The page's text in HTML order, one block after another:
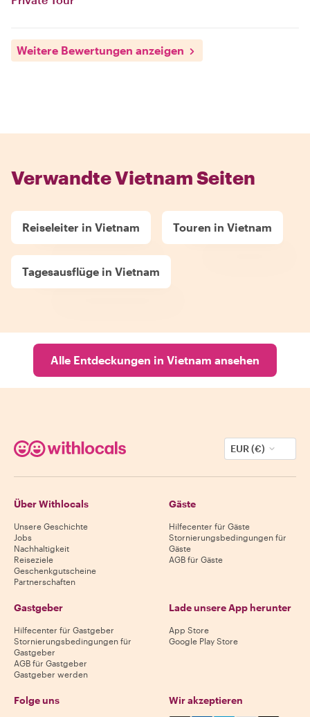
Weitere Bewertungen anzeigen
Verwandte Vietnam Seiten
Reiseleiter in Vietnam Touren in Vietnam
Tagesausflüge in Vietnam
Alle Entdeckungen in Vietnam ansehen
EUR (€)
Über Withlocals
Unsere Geschichte
Jobs
Nachhaltigkeit
Reiseziele
Geschenkgutscheine
Partnerschaften
Gäste
Hilfecenter für Gäste
Stornierungsbedingungen für
Gäste
AGB für Gäste
Gastgeber
Hilfecenter für Gastgeber
Stornierungsbedingungen für
Gastgeber
AGB für Gastgeber
Gastgeber werden
Lade unsere App herunter
App Store
Google Play Store
Folge uns Wir akzeptieren